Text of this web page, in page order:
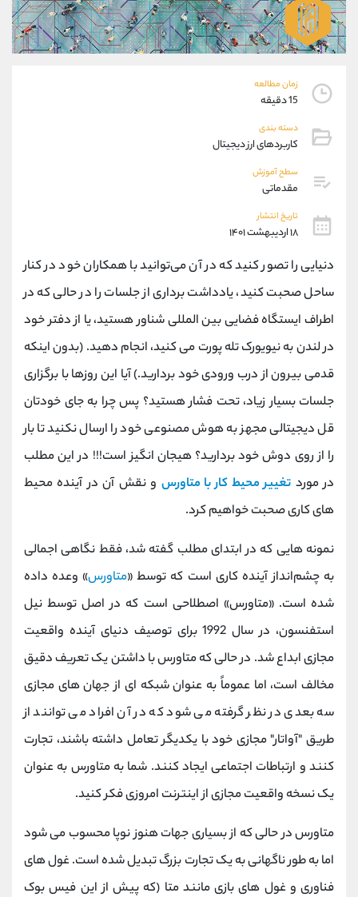
زمان مطالعه
15 دقیقه
دسته بندی
کاربردهای ارز دیجیتال
سطح آموزش
مقدماتی
تاریخ انتشار
۱۸ اردیبهشت ۱۴۰۱
دنیایی را تصور کنید که در آن می‌توانید با همکاران خود در کنار
ساحل صحبت کنید، یادداشت ‌برداری از جلسات را در حالی که در
اطراف ایستگاه فضایی بین المللی شناور هستید، یا از دفتر خود
در لندن به نیویورک تله‌ پورت می کنید، انجام دهید. (بدون اینکه
قدمی بیرون از درب ورودی خود بردارید.) آیا این روزها با برگزاری
جلسات بسیار زیاد، تحت فشار هستید؟ پس چرا به جای خودتان
قل دیجیتالی مجهز به هوش مصنوعی خود را ارسال نکنید تا بار
را از روی دوش خود بردارید؟ هیجان انگیز است!!! در این مطلب
در مورد تغییر محیط کار با متاورس و نقش آن در آینده محیط
های کاری صحبت خواهیم کرد.
نمونه‌ هایی که در ابتدای مطلب گفته شد، فقط نگاهی اجمالی
به چشم‌انداز آینده کاری است که توسط «متاورس» وعده داده
شده است. «متاورس» اصطلاحی است که در اصل توسط نیل
استفنسون، در سال 1992 برای توصیف دنیای آینده واقعیت
مجازی ابداع شد. در حالی که متاورس با داشتن یک تعریف دقیق
مخالف است، اما عموماً به عنوان شبکه ای از جهان های مجازی
سه بعدی در نظر گرفته می شود که در آن افراد می توانند از
طریق "آواتار" مجازی خود با یکدیگر تعامل داشته باشند، تجارت
کنند و ارتباطات اجتماعی ایجاد کنند. شما به متاورس به عنوان
یک نسخه واقعیت مجازی از اینترنت امروزی فکر کنید.
متاورس در حالی که از بسیاری جهات هنوز نوپا محسوب می شود
اما به طور ناگهانی به یک تجارت بزرگ تبدیل شده است. غول های
فناوری و غول های بازی مانند متا (که پیش از این فیس بوک
09101364784
واتساپ شروع گفتگو
تلگرام @Armteam_admin_104
پشتیبان فروش
موبایل
داخلی
اطلاعات تماس (دفتر فروش)
تلفن 021-22021030
021-22021040
بدون پیش شماره 90001030
اینستاگرام @alireza.mehrabii
کانال تلگرام @alirezamehrabi_com
@alirezamehrabi_official